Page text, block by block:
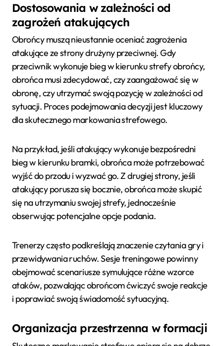
Dostosowania w zależności od
zagrożeń atakujących
Obrońcy muszą nieustannie oceniać zagrożenia
atakujące ze strony drużyny przeciwnej. Gdy
przeciwnik wykonuje bieg w kierunku strefy obrońcy,
obrońca musi zdecydować, czy zaangażować się w
obronę, czy utrzymać swoją pozycję w zależności od
sytuacji. Proces podejmowania decyzji jest kluczowy
dla skutecznego markowania strefowego.
Na przykład, jeśli atakujący wykonuje bezpośredni
bieg w kierunku bramki, obrońca może potrzebować
wyjść do przodu i wyzwać go. Z drugiej strony, jeśli
atakujący porusza się bocznie, obrońca może skupić
się na utrzymaniu swojej strefy, jednocześnie
obserwując potencjalne opcje podania.
Trenerzy często podkreślają znaczenie czytania gry i
przewidywania ruchów. Sesje treningowe powinny
obejmować scenariusze symulujące różne wzorce
ataków, pozwalając obrońcom ćwiczyć swoje reakcje
i poprawiać swoją świadomość sytuacyjną.
Organizacja przestrzenna w formacji